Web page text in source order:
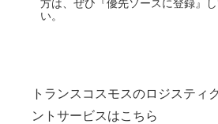
方は、ぜひ『優先ソースに登録』
い。
トランスコスモスのロジスティ
ントサービスはこちら